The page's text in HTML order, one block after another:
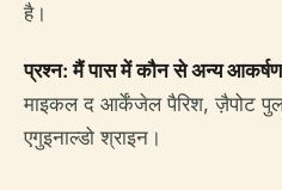
है।
प्रश्न: मैं पास में कौन से अन्य
माइकल द आर्केंजेल पैरिश, ज़ैपोट
एगुइनाल्डो श्राइन।